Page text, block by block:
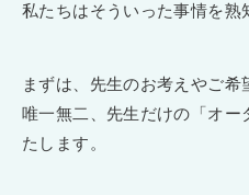
私たちはそういった事情を熟
まずは、先生のお考えやご希
唯一無二、先生だけの「オー
たします。